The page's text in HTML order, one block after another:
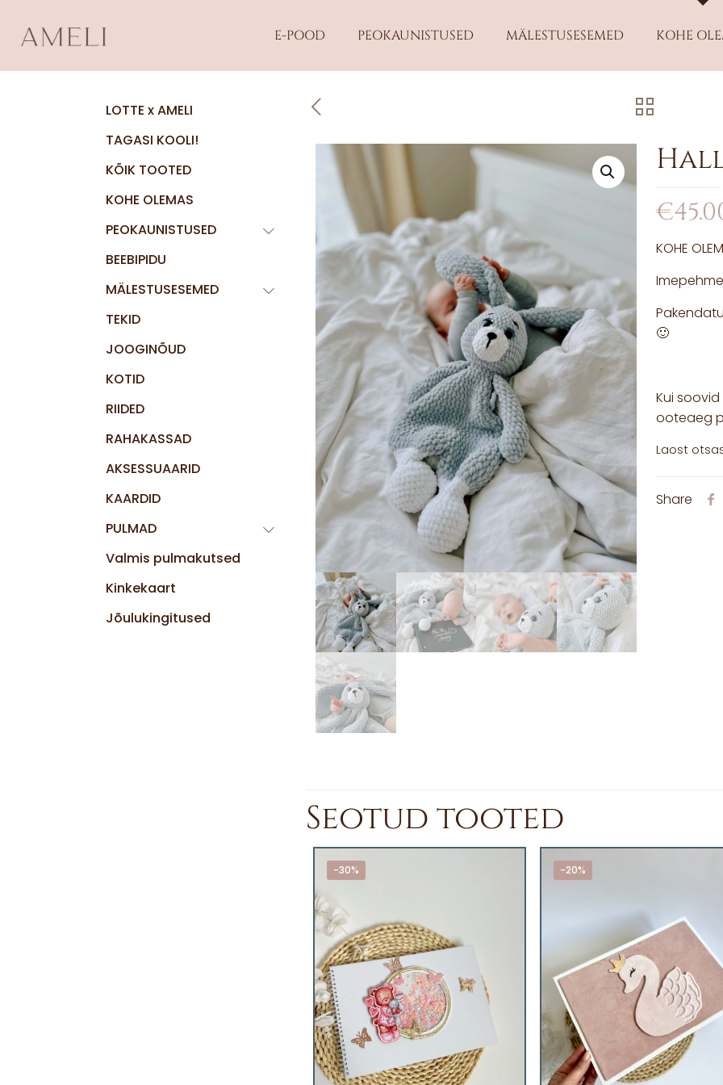
E-POOD PEOKAUNISTUSED MÄLESTUSESEMED KOHE
€
KOHE
🙂
Kui
ooteaeg
Laost
Share
Seotud tooted
-30% -20%
LOTTE x AMELI
TAGASI KOOLI!
KÕIK TOOTED
KOHE OLEMAS
PEOKAUNISTUSED
BEEBIPIDU
MÄLESTUSESEMED
TEKID
JOOGINÕUD
KOTID
RIIDED
RAHAKASSAD
AKSESSUAARID
KAARDID
PULMAD
Valmis pulmakutsed
Kinkekaart
Jõulukingitused